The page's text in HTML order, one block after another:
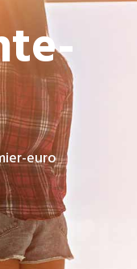
euro